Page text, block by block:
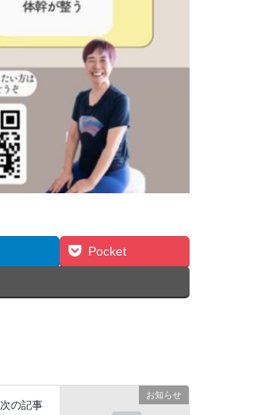
Pocket
お知らせ
次の記事